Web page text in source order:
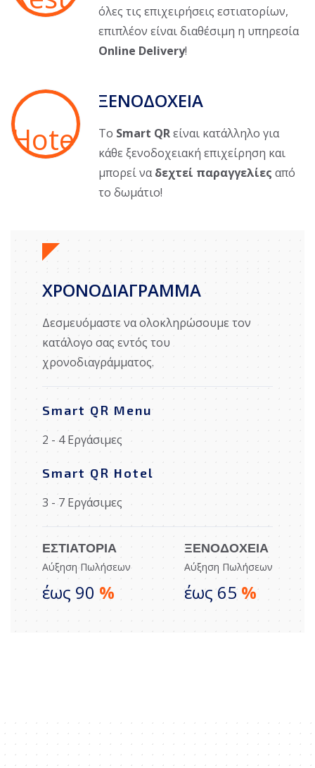
όλες τις επιχειρήσεις εστιατορίων,
επιπλέον είναι διαθέσιμη η υπηρεσία
Online Delivery!
ΞΕΝΟΔΟΧΕΙΑ
Το Smart QRείναι κατάλληλο για
κάθε ξενοδοχειακή επιχείρηση και
μπορεί ναδεχτεί παραγγελίες από
το δωμάτιο!
ΧΡΟΝΟΔΙΑΓΡΑΜΜΑ
Δεσμευόμαστε να ολοκληρώσουμε τον
κατάλογο σας εντός του
χρονοδιαγράμματος.
Smart QR Menu
2 - 4 Εργάσιμες
Smart QR Hotel
3 - 7 Εργάσιμες
ΕΣΤΙΑΤΟΡΙΑ
Αύξηση Πωλήσεων
έως 90 %
ΞΕΝΟΔΟΧΕΙΑ
Αύξηση Πωλήσεων
έως 65 %